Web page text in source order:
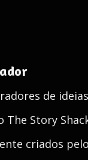
de
The Story
criados